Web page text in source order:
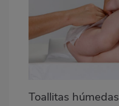
Toallitas húmedas